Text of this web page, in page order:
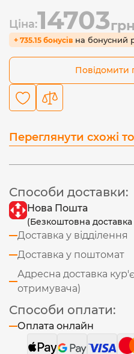
Ціна:14703грн
+ 735.15 бонусів на бонусний
Повідомити
Переглянути схожі
Способи доставки:
Нова Пошта
(Безкоштовна доставка
Доставка у відділення
Доставка у поштомат
Адресна доставка
отримувача)
Способи оплати:
Оплата онлайн